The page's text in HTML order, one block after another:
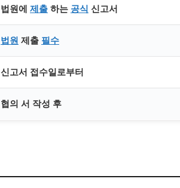
법원에 제출 하는 공식 신고서
법원 제출 필수
신고서 접수일로부터
협의 서 작성 후